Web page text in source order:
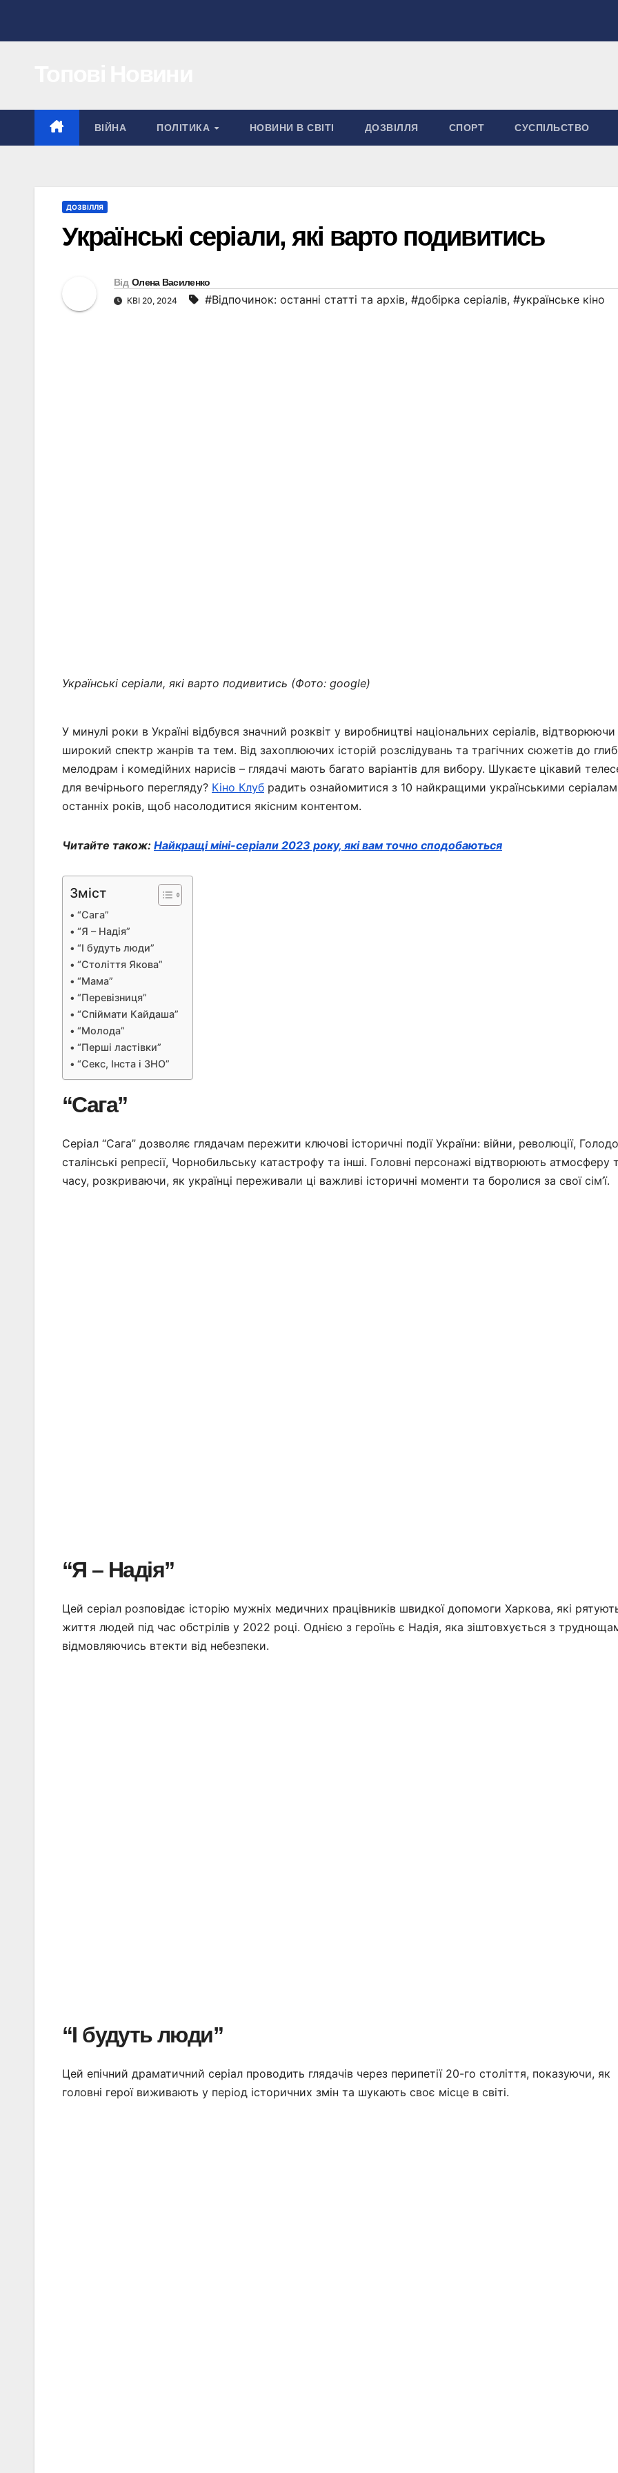
ВІЙНА ПОЛІТИКА НОВИНИ В СВІТІ ДОЗВІЛЛЯ СПОРТ СУСПІЛЬСТВО
ДОЗВІЛЛЯ
Українські серіали, які варто подивитись
Від Олена Василенко
КВІ 20, 2024 #Відпочинок: останні статті та архів, #добірка серіалів, #українське кіно
Українські серіали, які варто подивитись (Фото: google)
У минулі роки в Україні відбувся значний розквіт у виробництві національних серіалів, відтворюючи
широкий спектр жанрів та тем. Від захоплюючих історій розслідувань та трагічних сюжетів до
мелодрам і комедійних нарисів – глядачі мають багато варіантів для вибору. Шукаєте цікавий
для вечірнього перегляду? Кіно Клуб радить ознайомитися з 10 найкращими українськими
останніх років, щоб насолодитися якісним контентом.
Читайте також: Найкращі міні-серіали 2023 року, які вам точно сподобаються
Зміст
“Сага”
“Я – Надія”
“І будуть люди”
“Століття Якова”
“Мама”
“Перевізниця”
“Спіймати Кайдаша”
“Молода”
“Перші ластівки”
“Секс, Інста і ЗНО”
“Сага”
Серіал “Сага” дозволяє глядачам пережити ключові історичні події України: війни, революції,
сталінські репресії, Чорнобильську катастрофу та інші. Головні персонажі відтворюють атмосферу
часу, розкриваючи, як українці переживали ці важливі історичні моменти та боролися за свої сім’ї.
“Я – Надія”
Цей серіал розповідає історію мужніх медичних працівників швидкої допомоги Харкова, які
життя людей під час обстрілів у 2022 році. Однією з героїнь є Надія, яка зіштовхується з
відмовляючись втекти від небезпеки.
“І будуть люди”
Цей епічний драматичний серіал проводить глядачів через перипетії 20-го століття, показуючи, як
головні герої виживають у період історичних змін та шукають своє місце в світі.